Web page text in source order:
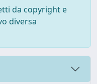
da copyright e
diversa